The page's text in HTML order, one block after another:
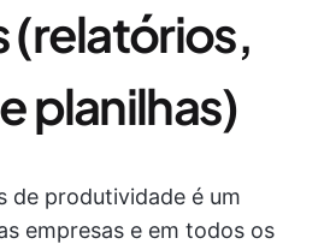
(relatórios,
planilhas)
de produtividade é um
empresas e em todos os